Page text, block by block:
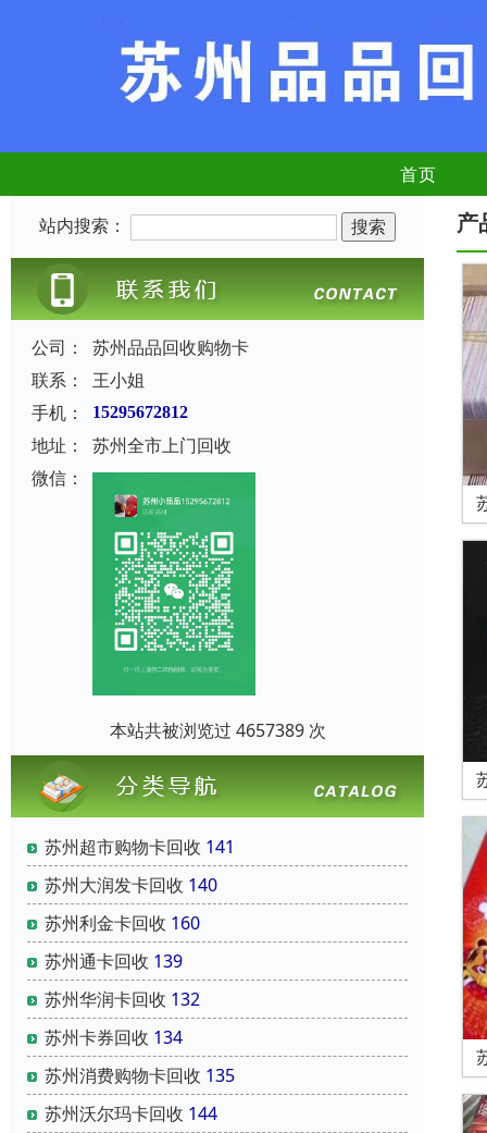
首页
站内搜索：
公司：
苏州品品回收购物卡
联系：
王小姐
手机：
15295672812
地址：
苏州全市上门回收
微信：
本站共被浏览过 4657389 次
苏州超市购物卡回收 141
苏州大润发卡回收 140
苏州利金卡回收 160
苏州通卡回收 139
苏州华润卡回收 132
苏州卡券回收 134
苏州消费购物卡回收 135
苏州沃尔玛卡回收 144
产